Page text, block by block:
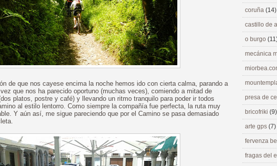
de que nos cayese encima la noche hemos ido con cierta calma, parando a
que nos ha parecido oportuno (muchas veces), comiendo a mitad de
platos, postre y café) y llevando un ritmo tranquilo para poder ir todos
al estilo lentorro. Como siempre la compañía fue perfecta, la ruta muy
Y aún así, me sigue pareciendo que por el Camino se pasa demasiado
coruña (14)
castillo de
o burgo
mecánica
presa de
bricofriki (9)
arte gps (7)
fervenza
fragas del